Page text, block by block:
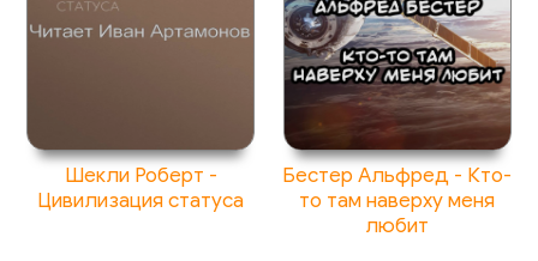
Шекли Роберт -
Цивилизация статуса
Бестер Альфред - Кто-
то там наверху меня
любит